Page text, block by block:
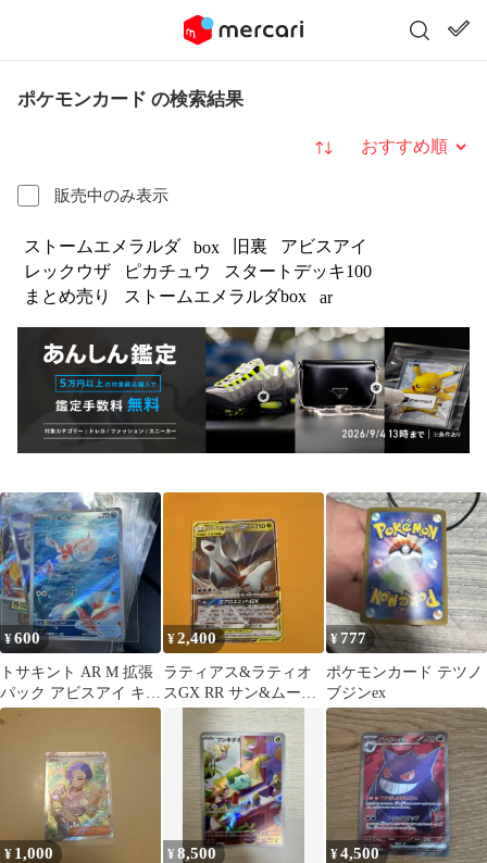
ポケモンカード の検索結果
販売中のみ表示
並び替え
ストームエメラルダ box 旧裏
アビスアイ
レックウザ
ピカチュウ
スタートデッキ100
まとめ売り
ストームエメラルダbox ar
¥600
トサキント AR M 拡張
パック アビスアイ キラ
084/081
¥2,400
ラティアス&ラティオ
スGX RR サン&ムーン
拡張パック タッグボル
ト キラ…
¥777
ポケモンカード テツノ
ブジンex
¥ 1,000 ¥8,500 ¥4,500